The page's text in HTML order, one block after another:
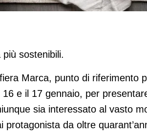
di Bologna
sostenibili.
Marca, punto di riferimento
16 e il 17 gennaio, per
sia interessato al vasto
protagonista da oltre